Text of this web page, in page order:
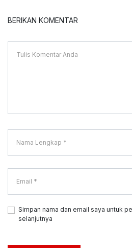
BERIKAN KOMENTAR
Simpan nama dan email saya untuk
selanjutnya